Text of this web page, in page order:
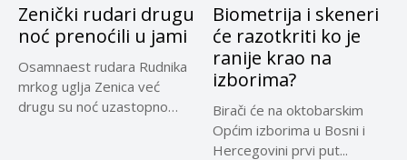
Zenički rudari drugu
noć prenoćili u jami
Osamnaest rudara Rudnika
mrkog uglja Zenica već
drugu su noć uzastopno
Biometrija i skeneri
će razotkriti ko je
ranije krao na
izborima?
Birači će na oktobarskim
Općim izborima u Bosni i
Hercegovini prvi put...